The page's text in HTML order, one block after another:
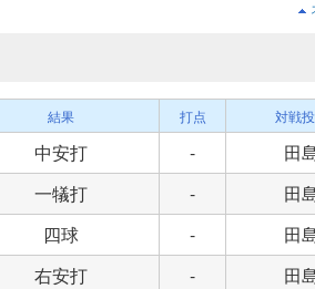
結果 打点 対戦
中安打 -
田
一犠打 -
田
四球 -
田
右安打 -
田